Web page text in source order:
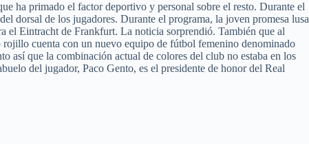
ha primado el factor deportivo y personal sobre el resto. Durante el
dorsal de los jugadores. Durante el programa, la joven promesa lusa
el Eintracht de Frankfurt. La noticia sorprendió. También que al
cuenta con un nuevo equipo de fútbol femenino denominado
así que la combinación actual de colores del club no estaba en los
del jugador, Paco Gento, es el presidente de honor del Real